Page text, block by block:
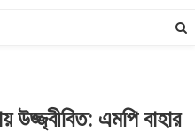
উজ্জ্বীবিত: এমপি বাহার